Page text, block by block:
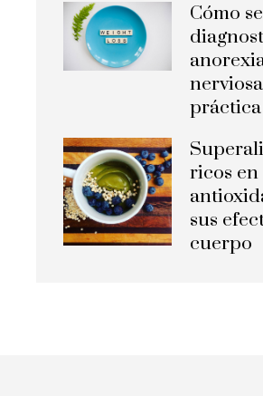
Cómo
ricos en
sus
cuerpo